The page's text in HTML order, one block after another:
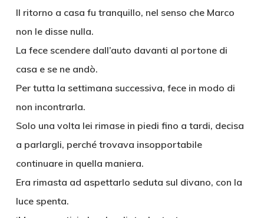
Il ritorno a casa fu tranquillo, nel senso che Marco
non le disse nulla.
La fece scendere dall’auto davanti al portone di
casa e se ne andò.
Per tutta la settimana successiva, fece in modo di
non incontrarla.
Solo una volta lei rimase in piedi fino a tardi, decisa
a parlargli, perché trovava insopportabile
continuare in quella maniera.
Era rimasta ad aspettarlo seduta sul divano, con la
luce spenta.